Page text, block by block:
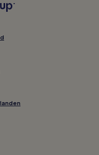
City West
Hotels
State Fairgrounds
Course